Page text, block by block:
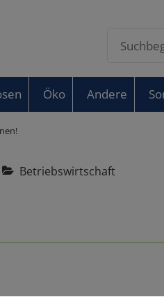
Öko Andere
Betriebswirtschaft